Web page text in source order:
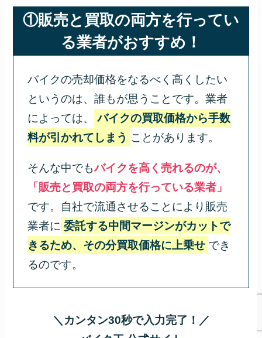
①販売と買取の両方を行ってい
る業者がおすすめ！
バイクの売却価格をなるべく高くしたい
というのは、誰もが思うことです。業者
によっては、
バイクの買取価格から手数
料が引かれてしまう ことがあります。
そんな中でもバイクを高く売れるのが、
「販売と買取の両方を行っている業者」
です。自社で流通させることにより販売
業者に 委託する中間マージンがカットで
きるため、その分買取価格に上乗せ でき
るのです。
＼カンタン30秒で入力完了！／